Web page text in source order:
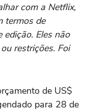
com a Netflix,
termos de
edição. Eles não
restrições. Foi
de US$
para 28 de